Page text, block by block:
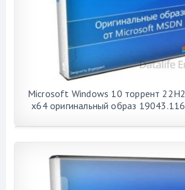
Microsoft Windows 10 торрент
x64 оригинальный образ